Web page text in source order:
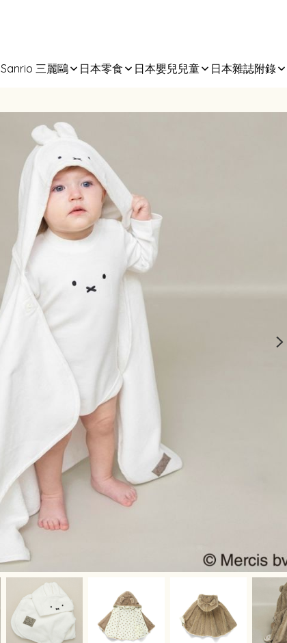
Sanrio 三麗鷗 日本零食 日本嬰兒兒童 日本雜誌附錄